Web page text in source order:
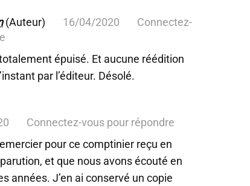
(Auteur) 16/04/2020
Connectez-
épuisé. Et aucune réédition
par l’éditeur. Désolé.
Connectez-vous pour répondre
pour ce comptinier reçu en
et que nous avons écouté en
années. J’en ai conservé un copie